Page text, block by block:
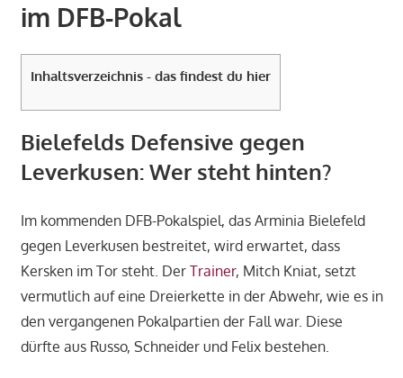
im DFB-Pokal
Inhaltsverzeichnis - das findest du hier
Bielefelds Defensive gegen
Leverkusen: Wer steht hinten?
Im kommenden DFB-Pokalspiel, das Arminia Bielefeld
gegen Leverkusen bestreitet, wird erwartet, dass
Kersken im Tor steht. Der Trainer, Mitch Kniat, setzt
vermutlich auf eine Dreierkette in der Abwehr, wie es in
den vergangenen Pokalpartien der Fall war. Diese
dürfte aus Russo, Schneider und Felix bestehen.